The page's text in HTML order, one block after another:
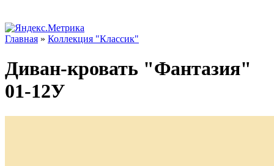
Главная » Коллекция "Классик"
Диван-кровать "Фантазия"
01-12У